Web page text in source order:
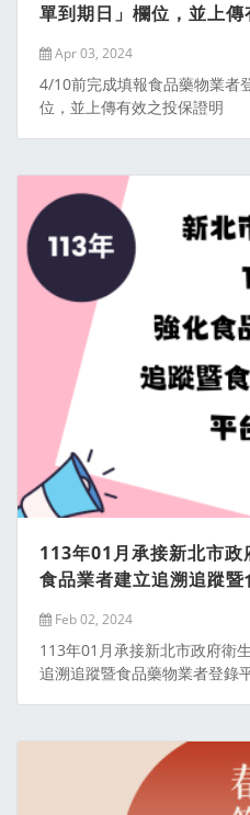
單到期日」欄位，並上
Apr 03, 2024
4/10前完成填報食品藥物業者
位，並上傳有效之投保證明
113年01月承接新北市
食品業者建立追溯追蹤
Feb 02, 2024
113年01月承接新北市政府衛
追溯追蹤暨食品藥物業者登錄